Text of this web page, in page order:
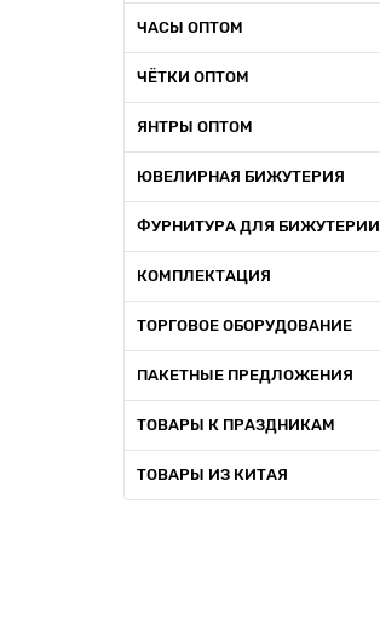
ЧАСЫ ОПТОМ
ЧЁТКИ ОПТОМ
ЯНТРЫ ОПТОМ
ЮВЕЛИРНАЯ БИЖУТЕРИЯ
ФУРНИТУРА ДЛЯ БИЖУТЕРИИ
КОМПЛЕКТАЦИЯ
ТОРГОВОЕ ОБОРУДОВАНИЕ
ПАКЕТНЫЕ ПРЕДЛОЖЕНИЯ
ТОВАРЫ К ПРАЗДНИКАМ
ТОВАРЫ ИЗ КИТАЯ